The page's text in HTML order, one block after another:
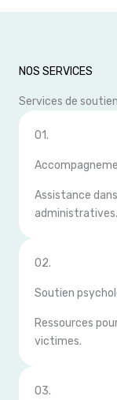
NOS SERVICES
Services de
01.
Assistance
administratives.
02.
Soutien
Ressources
victimes.
03.